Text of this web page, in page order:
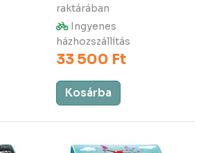
raktárában
Ingyenes
házhozszállítás
33 500 Ft
Kosárba